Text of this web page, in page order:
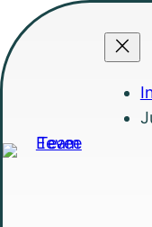
Saltar
contenido